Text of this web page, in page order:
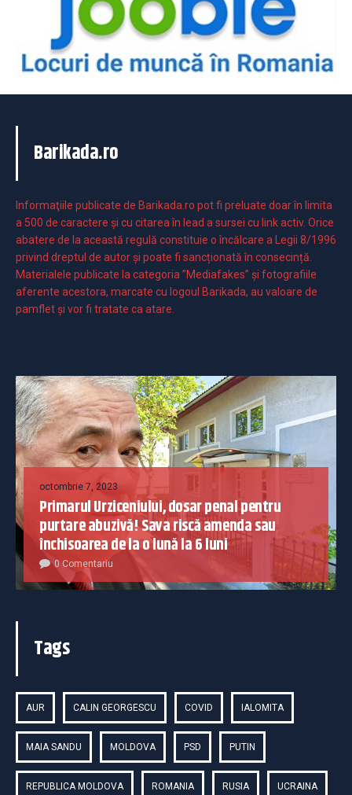
Barikada.ro
Informaţiile publicate de Barikada.ro pot fi preluate doar în limita
a 500 de caractere şi cu citarea în lead a sursei cu link activ. Orice
abatere de la această regulă constituie o încălcare a Legii 8/1996
privind dreptul de autor și poate fi sancționată în consecință.
Materialele publicate la categoria ”Mediafakes” și fotografiile
aferente acestora, marcate cu logoul Barikada, au valoare de
pamflet și vor fi tratate ca atare.
octombrie 7, 2023
Primarul Urziceniului, dosar penal pentru
purtare abuzivă! Sava riscă amenda sau
închisoarea de la o lună la 6 luni
0 Comentariu
Tags
AUR CALIN GEORGESCU COVID IALOMITA
MAIA SANDU MOLDOVA PSD PUTIN
REPUBLICA MOLDOVA ROMANIA RUSIA UCRAINA